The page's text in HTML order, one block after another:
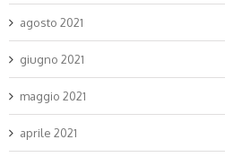
agosto 2021
giugno 2021
maggio 2021
aprile 2021